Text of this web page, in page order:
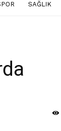
SAĞLIK